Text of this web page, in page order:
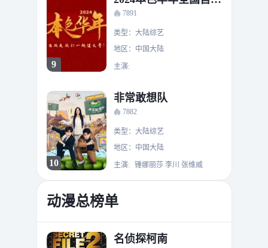
9
7891
类型：大陆综艺
地区：中国大陆
主演:
10
非常敢想队
7882
类型：大陆综艺
地区：中国大陆
主演: 锤娜丽莎 李川 张维威
动漫总榜单
名侦探柯南